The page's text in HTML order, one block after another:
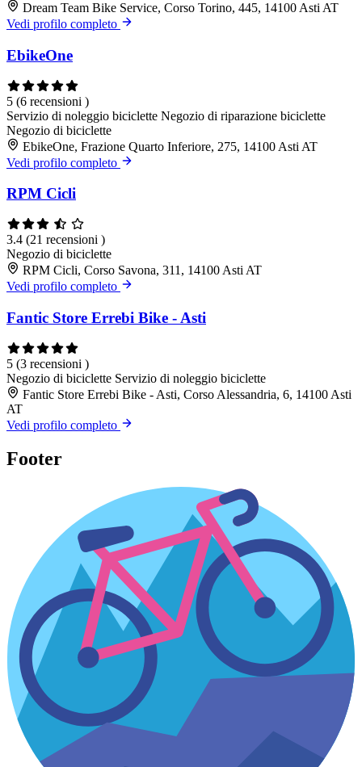
Dream Team Bike Service, Corso Torino, 445, 14100 Asti AT
Vedi profilo completo
EbikeOne
5 (6 recensioni )
Servizio di noleggio biciclette Negozio di riparazione biciclette
Negozio di biciclette
EbikeOne, Frazione Quarto Inferiore, 275, 14100 Asti AT
Vedi profilo completo
RPM Cicli
3.4 (21 recensioni )
Negozio di biciclette
RPM Cicli, Corso Savona, 311, 14100 Asti AT
Vedi profilo completo
Fantic Store Errebi Bike - Asti
5 (3 recensioni )
Negozio di biciclette Servizio di noleggio biciclette
Fantic Store Errebi Bike - Asti, Corso Alessandria, 6, 14100 Asti
AT
Vedi profilo completo
Footer